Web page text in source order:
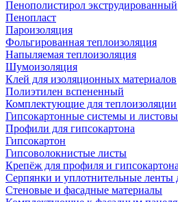
Пенополистирол экструдированный
Пенопласт
Пароизоляция
Фольгированная теплоизоляция
Напыляемая теплоизоляция
Шумоизоляция
Клей для изоляционных материалов
Полиэтилен вспененный
Комплектующие для теплоизоляции
Гипсокартонные системы и
Профили для гипсокартона
Гипсокартон
Гипсоволокнистые листы
Крепёж для профиля и гипсокартона
Серпянки и уплотнительные ленты
Стеновые и фасадные материалы